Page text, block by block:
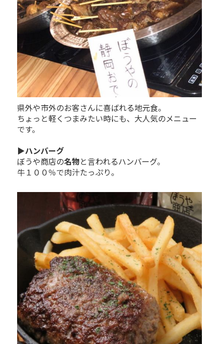
県外や市外のお客さんに喜ばれる地元食。
ちょっと軽くつまみたい時にも、大人気のメニュー
です。
▶ハンバーグ
ぼうや商店の名物と言われるハンバーグ。
牛１００％で肉汁たっぷり。